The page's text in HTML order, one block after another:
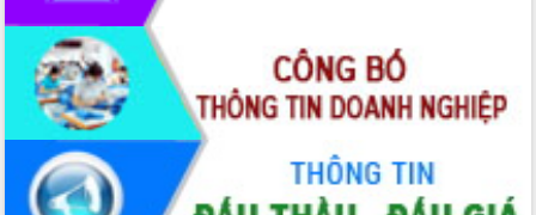
Tháo gỡ những vướng mắc, đẩy mạnh
công tác cải cách thủ tục hành chính
tại Trung tâm Phục vụ hành chính
công tỉnh
Đắk Lắk: Tôn vinh 46 giải pháp tại Hội
thi Sáng tạo Kỹ thuật 2024 - 2025
Đắk Lắk rà soát, điều chỉnh Đề án 190
về phát triển nuôi trồng thủy sản